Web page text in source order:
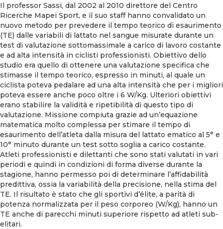
Il professor Sassi, dal 2002 al 2010 direttore del Centro
Ricerche Mapei Sport, e il suo staff hanno convalidato un
nuovo metodo per prevedere il tempo teorico di esaurimento
(TE) dalle variabili di lattato nel sangue misurate durante un
test di valutazione sottomassimale a carico di lavoro costante
e ad alta intensità in ciclisti professionisti. Obiettivo dello
studio era quello di ottenere una valutazione specifica che
stimasse il tempo teorico, espresso in minuti, al quale un
ciclista poteva pedalare ad una alta intensità che per i migliori
poteva essere anche poco oltre i 6 W/Kg. Ulteriori obiettivi
erano stabilire la validità e ripetibilità di questo tipo di
valutazione. Missione compiuta grazie ad un’equazione
matematica molto complessa per stimare il tempo di
esaurimento dell’atleta dalla misura del lattato ematico al 5° e
10° minuto durante un test sotto soglia a carico costante.
Atleti professionisti e dilettanti che sono stati valutati in vari
periodi e quindi in condizioni di forma diverse durante la
stagione, hanno permesso poi di determinare l’affidabilità
predittiva, ossia la variabilità della precisione, nella stima del
TE. Il risultato è stato che gli sportivi d’élite, a parità di
potenza normalizzata per il peso corporeo (W/Kg), hanno un
TE anche di parecchi minuti superiore rispetto ad atleti sub-
elitari.